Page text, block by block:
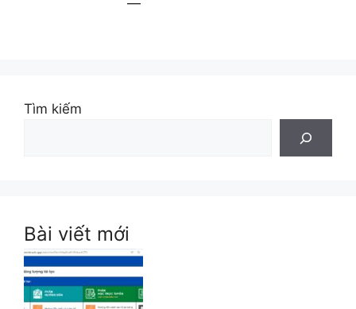
—
Tìm kiếm
Bài viết mới